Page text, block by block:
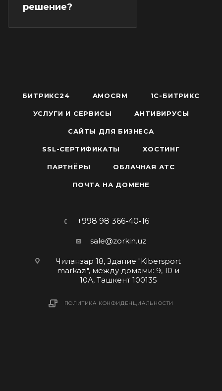
решение?
БИТРИКС24 AMOCRM 1С-БИТРИКС
УСЛУГИ И СЕРВИСЫ АНТИВИРУСЫ
САЙТЫ ДЛЯ БИЗНЕСА
SSL-СЕРТИФИКАТЫ ХОСТИНГ
ПАРТНЁРЫ ОБЛАЧНАЯ АТС
ПОЧТА НА ДОМЕНЕ
+998 98 366-40-16
sale@zorkin.uz
Чиланзар 18, Здание "Kibersport
markazi", между домами: 9, 10 и
10А, Ташкент 100135
ПОЛИТИКА КОНФИДЕНЦИАЛЬНОСТИ